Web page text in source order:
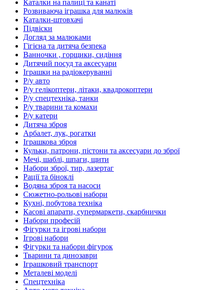
Каталки на палиці та канаті
Розвиваюча іграшка для малюків
Каталки-штовхачі
Підвіски
Догляд за малюками
Гігієна та дитяча безпека
Ванночки , горщики, сидіння
Дитячий посуд та аксесуари
Іграшки на радіокеруванні
Р/у авто
Р/у гелікоптери, літаки, квадрокоптери
Р/у спецтехніка, танки
Р/у тварини та комахи
Р/у катери
Дитяча зброя
Арбалет, лук, рогатки
Іграшкова зброя
Кульки, патрони, пістони та аксесуари до зброї
Мечі, шаблі, шпаги, щити
Набори зброї, тир, лазертаг
Рації та біноклі
Водяна зброя та насоси
Сюжетно-рольові набори
Кухні, побутова техніка
Касові апарати, супермаркети, скарбнички
Набори професій
Фігурки та ігрові набори
Ігрові набори
Фігурки та набори фігурок
Тварини та динозаври
Іграшковий транспорт
Металеві моделі
Спецтехніка